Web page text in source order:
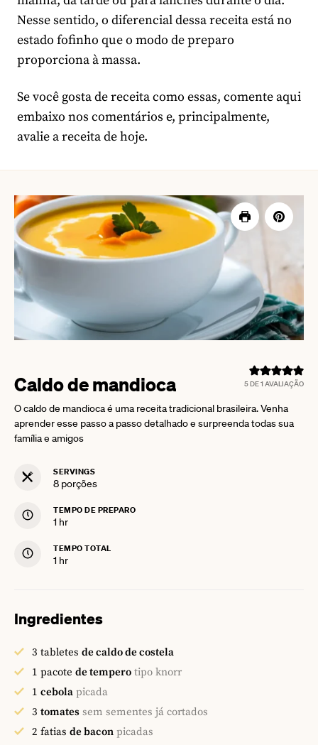
Nesse sentido, o diferencial dessa receita está no
estado fofinho que o modo de preparo
proporciona à massa.
Se você gosta de receita como essas, comente aqui
embaixo nos comentários e, principalmente,
avalie a receita de hoje.
5DE 1 AVALIAÇÃO
Caldo de mandioca
O caldo de mandioca é uma receita tradicional brasileira. Venha
aprender esse passo a passo detalhado e surpreenda todas sua
família e amigos
SERVINGS
8 porções
TEMPO DE PREPARO
1hour
hr
TEMPO TOTAL
1hour
hr
Ingredientes
3 tabletes de caldo de costela
1 pacote de tempero tipo knorr
1 cebola picada
3 tomates sem sementes já cortados
2 fatias de bacon picadas